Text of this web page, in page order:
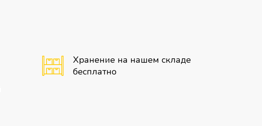
Хранение на нашем складе
бесплатно